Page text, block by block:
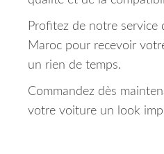
Profitez de notre service
Maroc pour recevoir
un rien de temps.
Commandez dès
votre voiture un look